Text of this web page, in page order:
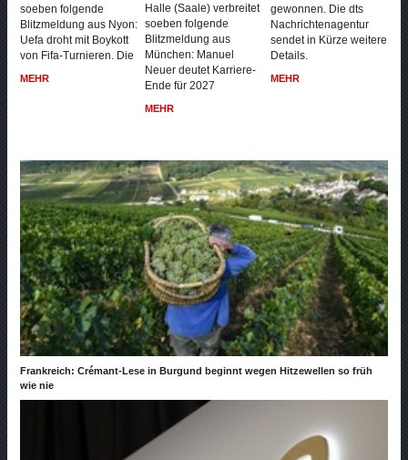
soeben folgende
Blitzmeldung aus Nyon:
Uefa droht mit Boykott
von Fifa-Turnieren. Die
MEHR
Halle (Saale) verbreitet
soeben folgende
Blitzmeldung aus
München: Manuel
Neuer deutet Karriere-
Ende für 2027
MEHR
gewonnen. Die dts
Nachrichtenagentur
sendet in Kürze weitere
Details.
MEHR
Frankreich: Crémant-Lese in Burgund beginnt wegen Hitzewellen so früh
wie nie